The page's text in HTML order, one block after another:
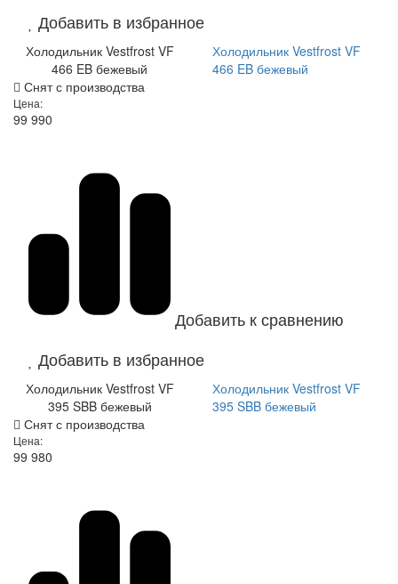
Добавить в избранное
Холодильник Vestfrost VF
466 EB бежевый
Холодильник Vestfrost VF
466 EB бежевый
Снят с производства
Цена:
99 990
Добавить к сравнению
Добавить в избранное
Холодильник Vestfrost VF
395 SBB бежевый
Холодильник Vestfrost VF
395 SBB бежевый
Снят с производства
Цена:
99 980